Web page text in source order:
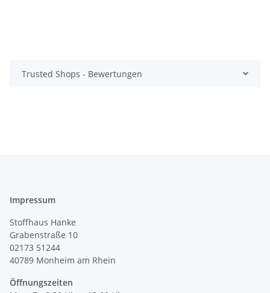
Trusted Shops - Bewertungen
Impressum
Stoffhaus Hanke
Grabenstraße 10
02173 51244
40789 Monheim am Rhein
Öffnungszeiten